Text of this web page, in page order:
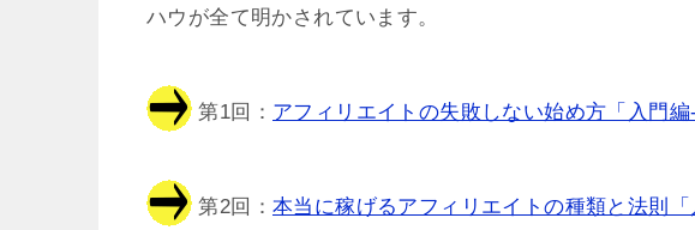
ハウが全て明かされています。
第1回： アフィリエイトの失敗しない始め方「入門編-
第2回： 本当に稼げるアフィリエイトの種類と法則「